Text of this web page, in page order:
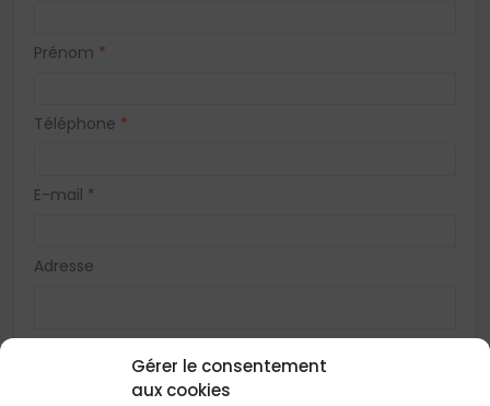
Gérer le consentement
aux cookies
Prénom *
Téléphone *
E-mail *
Adresse
*